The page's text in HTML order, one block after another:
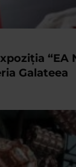
“EA
Galateea